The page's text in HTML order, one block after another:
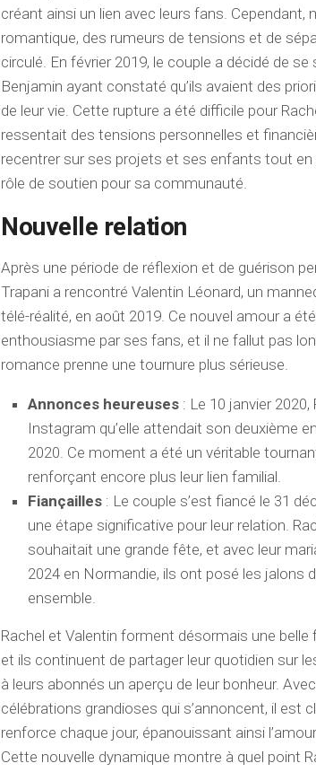
créant ainsi un lien avec leurs fans.
romantique, des rumeurs de tensions et de
circulé. En février 2019, le couple a décidé de se
Benjamin ayant constaté qu’ils avaient des
de leur vie. Cette rupture a été difficile pour
ressentait des tensions personnelles et
recentrer sur ses projets et ses enfants tout
rôle de soutien pour sa communauté.
Nouvelle relation
Après une période de réflexion et de guérison
Trapani a rencontré Valentin Léonard, un
télé-réalité, en août 2019. Ce nouvel amour a
enthousiasme par ses fans, et il ne fallut pas
romance prenne une tournure plus sérieuse.
Annonces heureuses : Le 10 janvier
Instagram qu’elle attendait son deuxième
2020. Ce moment a été un véritable
renforçant encore plus leur lien familial.
Fiançailles : Le couple s’est fiancé le 31
une étape significative pour leur relation.
souhaitait une grande fête, et avec leur
2024 en Normandie, ils ont posé les jalons
ensemble.
Rachel et Valentin forment désormais une belle
et ils continuent de partager leur quotidien sur
à leurs abonnés un aperçu de leur bonheur.
célébrations grandioses qui s’annoncent, il est
renforce chaque jour, épanouissant ainsi
Cette nouvelle dynamique montre à quel point